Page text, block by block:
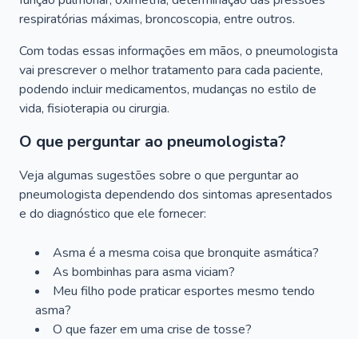
respiratórias máximas, broncoscopia, entre outros.
Com todas essas informações em mãos, o pneumologista
vai prescrever o melhor tratamento para cada paciente,
podendo incluir medicamentos, mudanças no estilo de
vida, fisioterapia ou cirurgia.
O que perguntar ao pneumologista?
Veja algumas sugestões sobre o que perguntar ao
pneumologista dependendo dos sintomas apresentados
e do diagnóstico que ele fornecer:
Asma é a mesma coisa que bronquite asmática?
As bombinhas para asma viciam?
Meu filho pode praticar esportes mesmo tendo
asma?
O que fazer em uma crise de tosse?